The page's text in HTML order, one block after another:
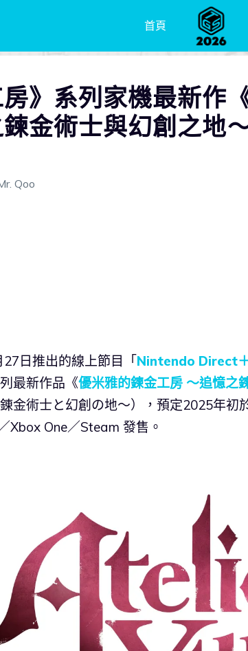
首頁
房》系列家機最新作
金術士與幻創之地
Qoo
日推出的線上節目「Nintendo Direct
最新作品《優米雅的鍊金工房 ～追憶之
金術士と幻創の地～），預定2025年
Xbox One／Steam 發售。